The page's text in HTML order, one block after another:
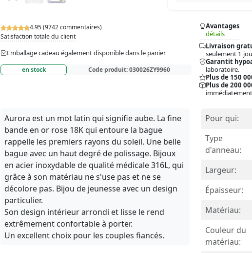
4.95 (9742 commentaires)
Satisfaction totale du client
Emballage cadeau également disponible dans le panier
en stock Code produit:030026ZY9960
Avantages
détails
Livraison
seulement 1
Garantit
laboratoire.
Plus de 150
Plus de 200
Aurora est un mot latin qui signifie aube. La fine
bande en or rose 18K qui entoure la bague
rappelle les premiers rayons du soleil. Une belle
bague avec un haut degré de polissage. Bijoux
en acier inoxydable de qualité médicale 316L, qui
grâce à son matériau ne s'use pas et ne se
décolore pas. Bijou de jeunesse avec un design
particulier.
Son design intérieur arrondi et lisse le rend
extrêmement confortable à porter.
Un excellent choix pour les couples fiancés.
Pour qui:
Type
d'anneau:
Largeur:
Épaisseur:
Matériau:
Couleur du
matériau: